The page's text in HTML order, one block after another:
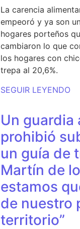
La carencia
empeoró y ya son
hogares porteños
cambiaron lo que
los hogares con
trepa al 20,6%.
SEGUIR LEYENDO
Un guardia
prohibió
un guía de
Martín de
estamos
de nuestro
territorio”